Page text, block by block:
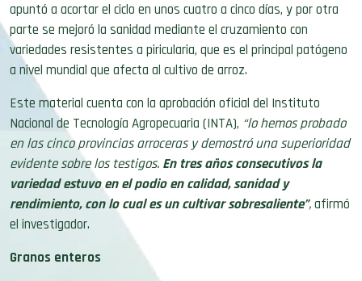
apuntó a acortar el ciclo en unos cuatro a cinco días, y por otra
parte se mejoró la sanidad mediante el cruzamiento con
variedades resistentes a piricularia, que es el principal patógeno
a nivel mundial que afecta al cultivo de arroz.
Este material cuenta con la aprobación oficial del Instituto
Nacional de Tecnología Agropecuaria (INTA), “lo hemos probado
en las cinco provincias arroceras y demostró una superioridad
evidente sobre los testigos. En tres años consecutivos la
variedad estuvo en el podio en calidad, sanidad y
rendimiento, con lo cual es un cultivar sobresaliente”,afirmó
el investigador.
Granos enteros